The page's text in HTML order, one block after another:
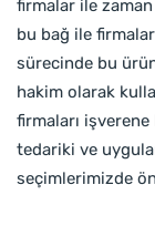
firmalar ile
bu bağ ile
sürecinde bu
hakim olarak
firmaları
tedariki ve
seçimlerimizde